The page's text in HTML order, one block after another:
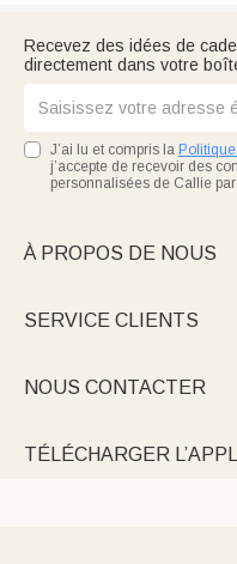
Recevez des idées de
directement dans votre
J’ai lu et compris la
j’accepte de recevoir des
personnalisées de Callie
À PROPOS DE NOUS
SERVICE CLIENTS
NOUS CONTACTER
TÉLÉCHARGER